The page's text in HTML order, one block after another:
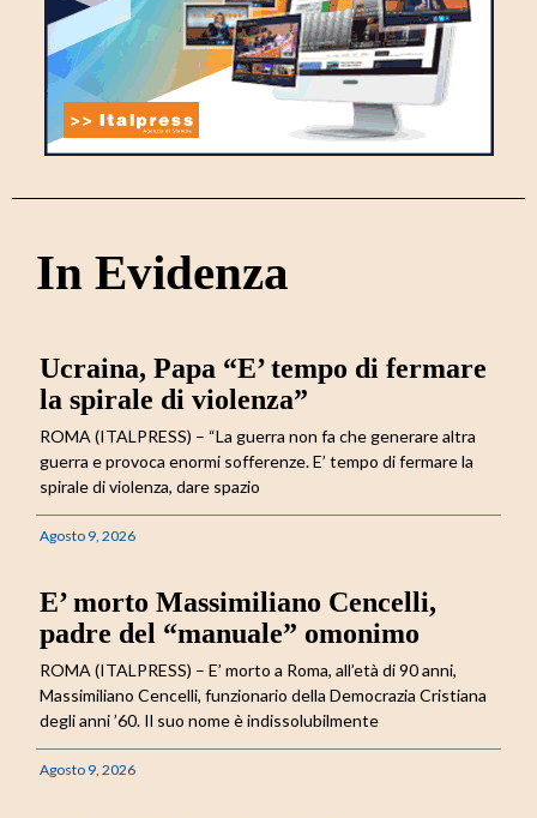
In Evidenza
Ucraina, Papa “E’ tempo di fermare
la spirale di violenza”
ROMA (ITALPRESS) – “La guerra non fa che generare altra
guerra e provoca enormi sofferenze. E’ tempo di fermare la
spirale di violenza, dare spazio
Agosto 9, 2026
E’ morto Massimiliano Cencelli,
padre del “manuale” omonimo
ROMA (ITALPRESS) – E’ morto a Roma, all’età di 90 anni,
Massimiliano Cencelli, funzionario della Democrazia Cristiana
degli anni ’60. Il suo nome è indissolubilmente
Agosto 9, 2026